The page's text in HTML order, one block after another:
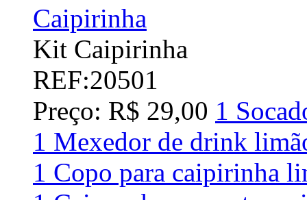
Kit Caipirinha
REF:20501
Preço: R$ 29,00 1
1 Mexedor de drink
1 Copo para caipirinha